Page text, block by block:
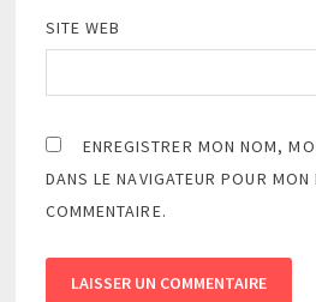
SITE WEB
ENREGISTRER MON NOM,
DANS LE NAVIGATEUR POUR MON
COMMENTAIRE.